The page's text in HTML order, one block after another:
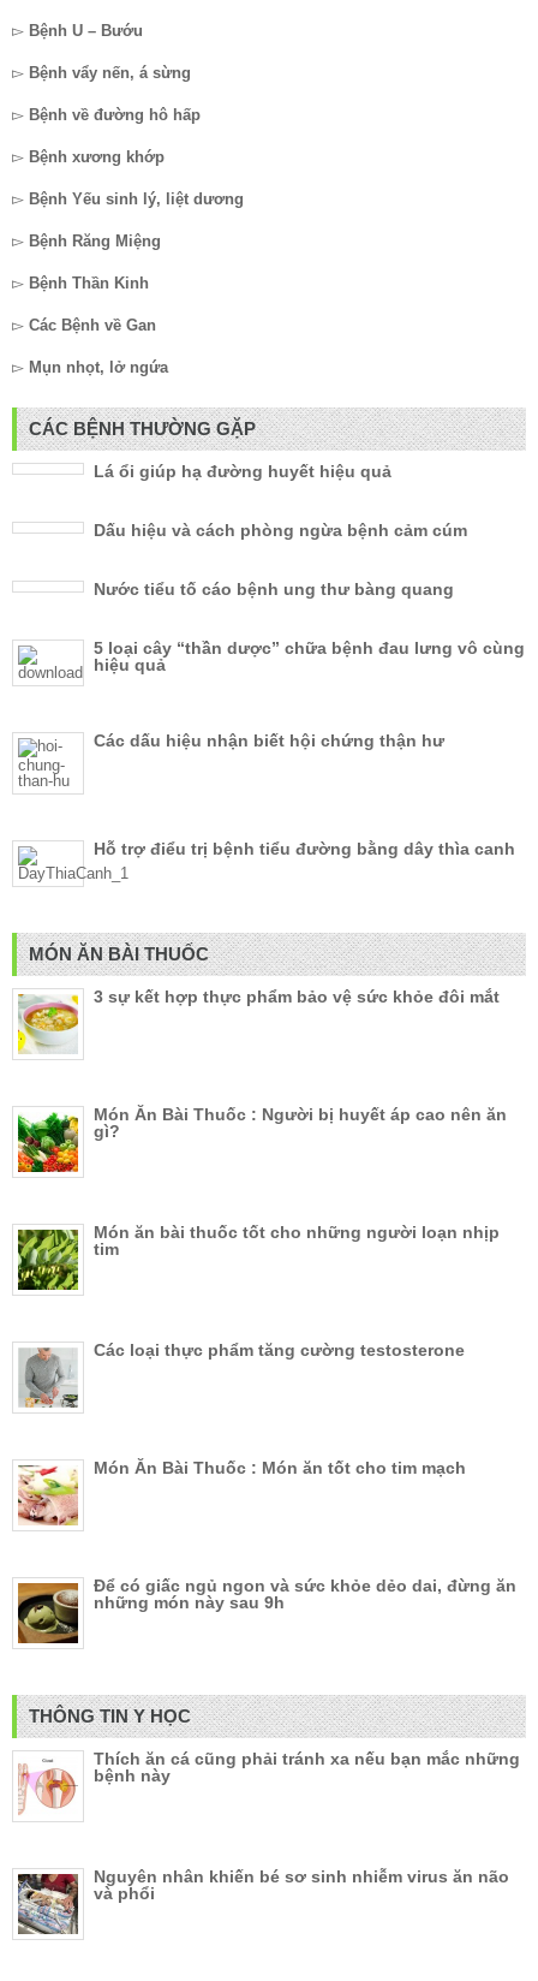
▻ Bệnh U – Bướu
▻ Bệnh vẩy nến, á sừng
▻ Bệnh về đường hô hấp
▻ Bệnh xương khớp
▻ Bệnh Yếu sinh lý, liệt dương
▻ Bệnh Răng Miệng
▻ Bệnh Thần Kinh
▻ Các Bệnh về Gan
▻ Mụn nhọt, lở ngứa
CÁC BỆNH THƯỜNG GẶP
Lá ổi giúp hạ đường huyết hiệu quả
Dấu hiệu và cách phòng ngừa bệnh cảm cúm
Nước tiểu tố cáo bệnh ung thư bàng quang
5 loại cây “thần dược” chữa bệnh đau lưng vô cùng
hiệu quả
Các dấu hiệu nhận biết hội chứng thận hư
Hỗ trợ điểu trị bệnh tiểu đường bằng dây thìa canh
MÓN ĂN BÀI THUỐC
3 sự kết hợp thực phẩm bảo vệ sức khỏe đôi mắt
Món Ăn Bài Thuốc : Người bị huyết áp cao nên ăn
gì?
Món ăn bài thuốc tốt cho những người loạn nhịp
tim
Các loại thực phẩm tăng cường testosterone
Món Ăn Bài Thuốc : Món ăn tốt cho tim mạch
Để có giấc ngủ ngon và sức khỏe dẻo dai, đừng ăn
những món này sau 9h
THÔNG TIN Y HỌC
Thích ăn cá cũng phải tránh xa nếu bạn mắc những
bệnh này
Nguyên nhân khiến bé sơ sinh nhiễm virus ăn não
và phổi